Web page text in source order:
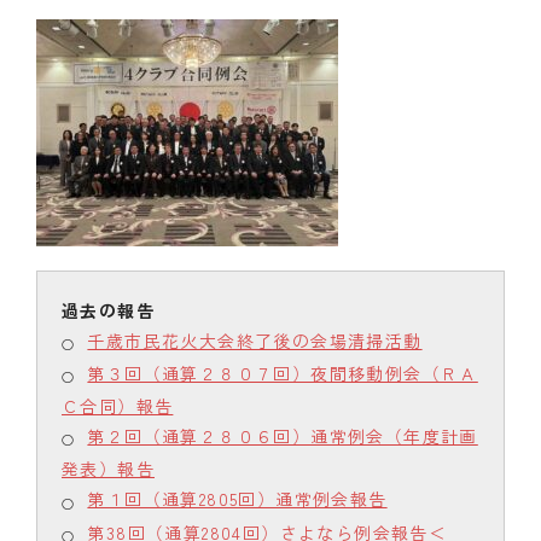
千歳市民花火大会終了後の会場清掃活動
第３回（通算２８０７回）夜間移動例会（ＲＡ
Ｃ合同）報告
第２回（通算２８０６回）通常例会（年度計画
発表）報告
第１回（通算2805回）通常例会報告
第38回（通算2804回）さよなら例会報告＜